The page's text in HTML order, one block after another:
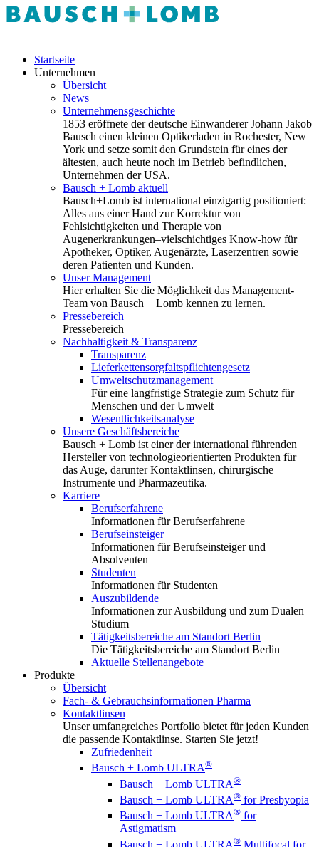
Startseite
Unternehmen
Übersicht
News
Unternehmensgeschichte
1853 eröffnete der deutsche Einwanderer Johann Jakob
Bausch einen kleinen Optikerladen in Rochester, New
York und setze somit den Grundstein für eines der
ältesten, auch heute noch im Betrieb befindlichen,
Unternehmen der USA.
Bausch + Lomb aktuell
Bausch+Lomb ist international einzigartig positioniert:
Alles aus einer Hand zur Korrektur von
Fehlsichtigkeiten und Therapie von
Augenerkrankungen–vielschichtiges Know-how für
Apotheker, Optiker, Augenärzte, Laserzentren sowie
deren Patienten und Kunden.
Unser Management
Hier erhalten Sie die Möglichkeit das Management-
Team von Bausch + Lomb kennen zu lernen.
Pressebereich
Pressebereich
Nachhaltigkeit & Transparenz
Transparenz
Lieferkettensorgfaltspflichtengesetz
Umweltschutzmanagement
Für eine langfristige Strategie zum Schutz für
Menschen und der Umwelt
Wesentlichkeitsanalyse
Unsere Geschäftsbereiche
Bausch + Lomb ist einer der international führenden
Hersteller von technologieorientierten Produkten für
das Auge, darunter Kontaktlinsen, chirurgische
Instrumente und Pharmazeutika.
Karriere
Berufserfahrene
Informationen für Berufserfahrene
Berufseinsteiger
Informationen für Berufseinsteiger und
Absolventen
Studenten
Informationen für Studenten
Auszubildende
Informationen zur Ausbildung und zum Dualen
Studium
Tätigkeitsbereiche am Standort Berlin
Die Tätigkeitsbereiche am Standort Berlin
Aktuelle Stellenangebote
Produkte
Übersicht
Fach- & Gebrauchsinformationen Pharma
Kontaktlinsen
Unser umfangreiches Portfolio bietet für jeden Kunden
die passende Kontaktlinse. Starten Sie jetzt!
Zufriedenheit
Bausch + Lomb ULTRA®
Bausch + Lomb ULTRA®
Bausch + Lomb ULTRA® for Presbyopia
Bausch + Lomb ULTRA® for
Astigmatism
Bausch + Lomb ULTRA® Multifocal for